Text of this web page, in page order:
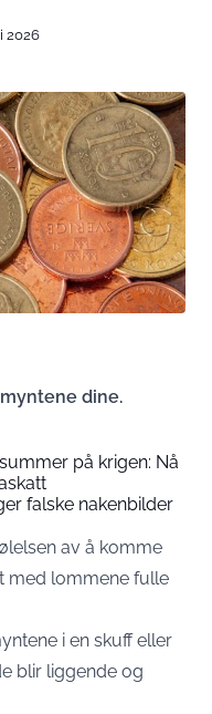
2026
dine.
på krigen: Nå
falske nakenbilder
av å komme
med lommene fulle
i en skuff eller
blir liggende og